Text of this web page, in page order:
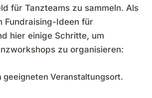
für Tanzteams zu sammeln. Als
Fundraising-Ideen für
hier einige Schritte, um
zu organisieren:
geeigneten Veranstaltungsort.